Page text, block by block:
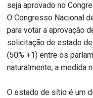
seja aprovado no
O Congresso Nacional
para votar a aprovação
solicitação de estado
(50% +1) entre os
naturalmente, a medida
O estado de sítio é um